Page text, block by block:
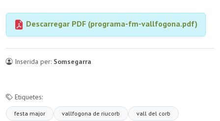
Descarregar PDF (programa-fm-vallfogona.pdf)
Inserida per: Somsegarra
Etiquetes:
festa major vallfogona de riucorb vall del corb